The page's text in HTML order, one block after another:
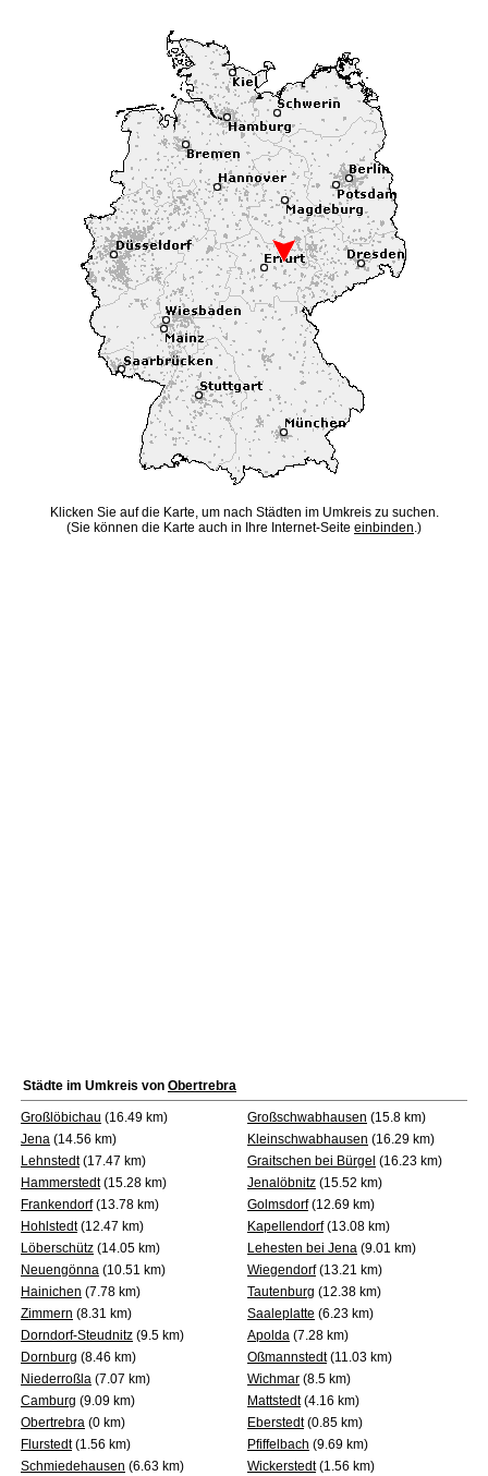
Klicken Sie auf die Karte, um nach Städten im Umkreis zu suchen.
(Sie können die Karte auch in Ihre Internet-Seite einbinden.)
Städte im Umkreis von Obertrebra
Großlöbichau (16.49 km) Großschwabhausen (15.8 km)
Jena (14.56 km) Kleinschwabhausen (16.29 km)
Lehnstedt(17.47 km) Graitschen bei Bürgel (16.23 km)
Hammerstedt(15.28 km) Jenalöbnitz (15.52 km)
Frankendorf(13.78 km) Golmsdorf(12.69 km)
Hohlstedt(12.47 km) Kapellendorf(13.08 km)
Löberschütz (14.05 km) Lehesten bei Jena (9.01 km)
Neuengönna (10.51 km) Wiegendorf(13.21 km)
Hainichen (7.78 km) Tautenburg (12.38 km)
Zimmern (8.31 km) Saaleplatte (6.23 km)
Dorndorf-Steudnitz (9.5 km) Apolda (7.28 km)
Dornburg (8.46 km) Oßmannstedt(11.03 km)
Niederroßla (7.07 km) Wichmar (8.5 km)
Camburg (9.09 km) Mattstedt(4.16 km)
Obertrebra (0 km) Eberstedt(0.85 km)
Flurstedt(1.56 km) Pfiffelbach (9.69 km)
Schmiedehausen (6.63 km) Wickerstedt(1.56 km)